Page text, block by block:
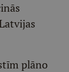
plāno